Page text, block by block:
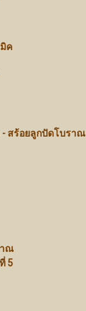
ค
- สร้อยลูกปัดโบราณ
ณ
5